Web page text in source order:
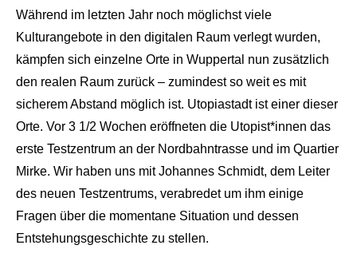
Während im letzten Jahr noch möglichst viele
Kulturangebote in den digitalen Raum verlegt wurden,
kämpfen sich einzelne Orte in Wuppertal nun zusätzlich
den realen Raum zurück – zumindest so weit es mit
sicherem Abstand möglich ist. Utopiastadt ist einer dieser
Orte. Vor 3 1/2 Wochen eröffneten die Utopist*innen das
erste Testzentrum an der Nordbahntrasse und im Quartier
Mirke. Wir haben uns mit Johannes Schmidt, dem Leiter
des neuen Testzentrums, verabredet um ihm einige
Fragen über die momentane Situation und dessen
Entstehungsgeschichte zu stellen.